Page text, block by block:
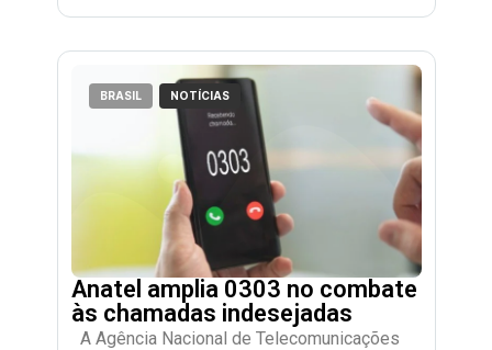
BRASIL NOTÍCIAS
Anatel amplia 0303 no combate
às chamadas indesejadas
A Agência Nacional de Telecomunicações